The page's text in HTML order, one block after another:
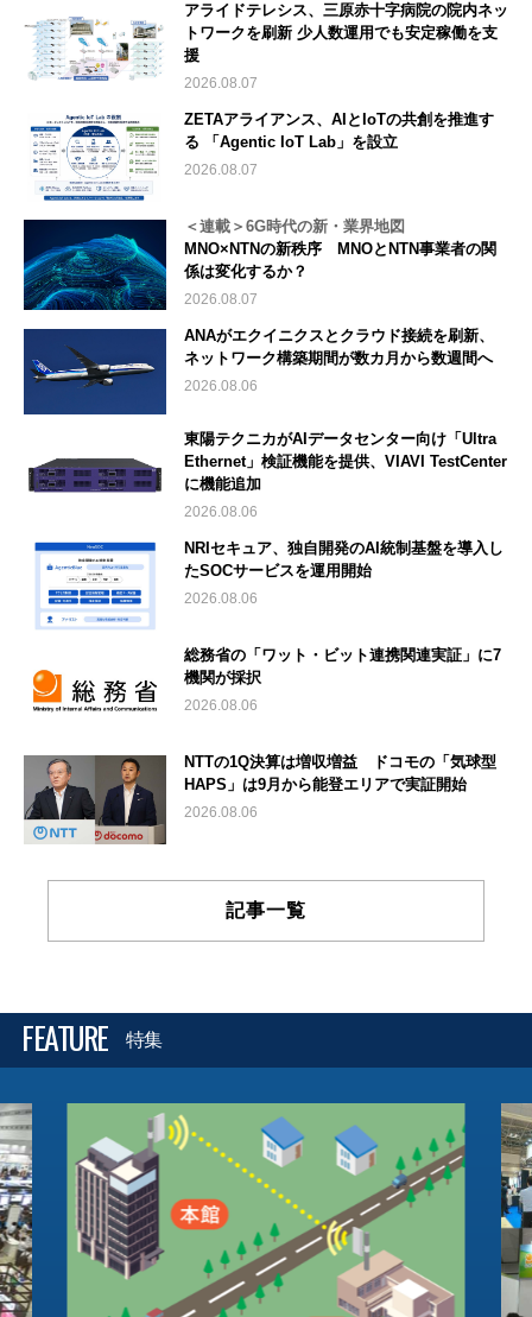
アライドテレシス、三原赤十字病院の院内ネッ
トワークを刷新 少人数運用でも安定稼働を支
援
2026.08.07
ZETAアライアンス、AIとIoTの共創を推進す
る 「Agentic IoT Lab」を設立
2026.08.07
＜連載＞6G時代の新・業界地図
MNO×NTNの新秩序 MNOとNTN事業者の関
係は変化するか？
2026.08.07
ANAがエクイニクスとクラウド接続を刷新、
ネットワーク構築期間が数カ月から数週間へ
2026.08.06
東陽テクニカがAIデータセンター向け「Ultra
Ethernet」検証機能を提供、VIAVI TestCenter
に機能追加
2026.08.06
NRIセキュア、独自開発のAI統制基盤を導入し
たSOCサービスを運用開始
2026.08.06
総務省の「ワット・ビット連携関連実証」に7
機関が採択
2026.08.06
NTTの1Q決算は増収増益 ドコモの「気球型
HAPS」は9月から能登エリアで実証開始
2026.08.06
記事一覧
FEATURE 特集